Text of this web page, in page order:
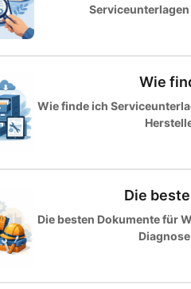
Wie
Wie finde ich
Die
Die besten Dokumente für